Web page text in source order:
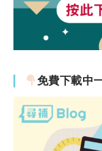
免費下載中